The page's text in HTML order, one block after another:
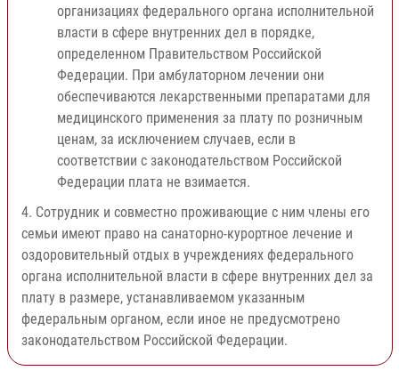
организациях федерального органа исполнительной
власти в сфере внутренних дел в порядке,
определенном Правительством Российской
Федерации. При амбулаторном лечении они
обеспечиваются лекарственными препаратами для
медицинского применения за плату по розничным
ценам, за исключением случаев, если в
соответствии с законодательством Российской
Федерации плата не взимается.
4. Сотрудник и совместно проживающие с ним члены его
семьи имеют право на санаторно-курортное лечение и
оздоровительный отдых в учреждениях федерального
органа исполнительной власти в сфере внутренних дел за
плату в размере, устанавливаемом указанным
федеральным органом, если иное не предусмотрено
законодательством Российской Федерации.